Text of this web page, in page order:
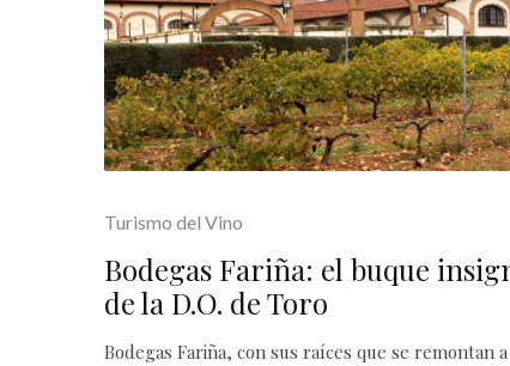
Turismo del Vino
Bodegas Fariña: el buque
de la D.O. de Toro
Bodegas Fariña, con sus raíces que se remontan a